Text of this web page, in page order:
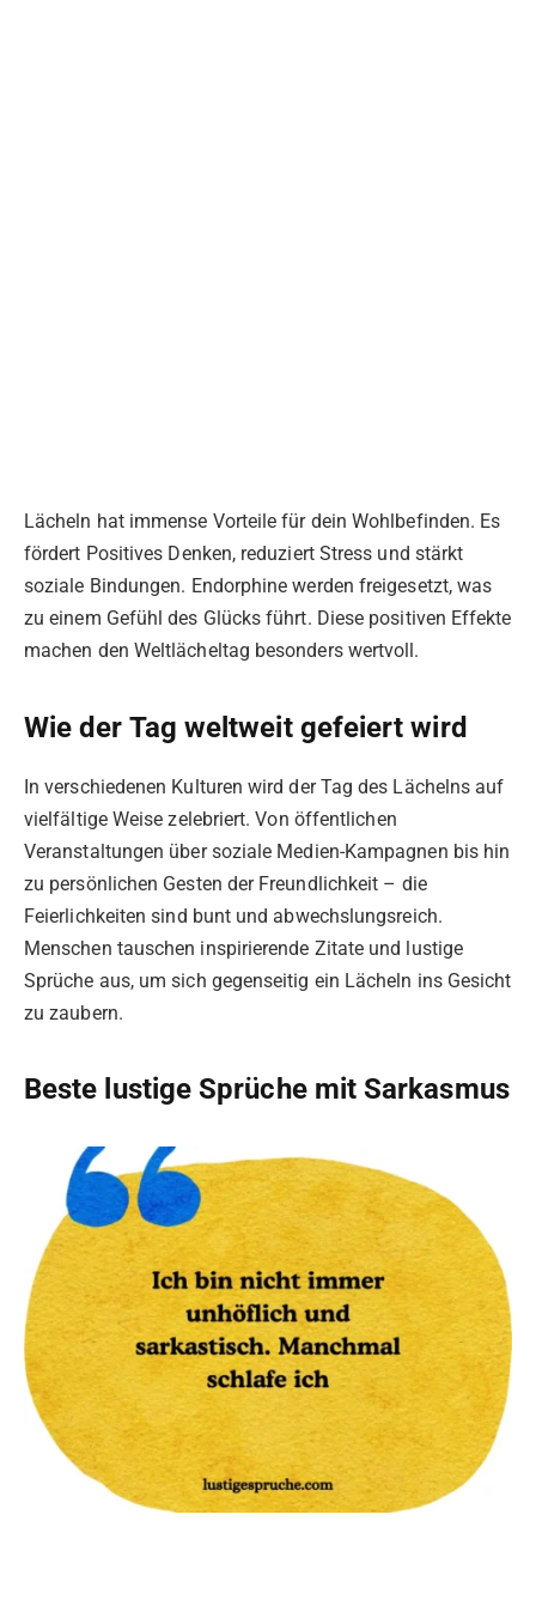
Lächeln hat immense Vorteile für dein Wohlbefinden. Es
fördert Positives Denken, reduziert Stress und stärkt
soziale Bindungen. Endorphine werden freigesetzt, was
zu einem Gefühl des Glücks führt. Diese positiven Effekte
machen den Weltlächeltag besonders wertvoll.
Wie der Tag weltweit gefeiert wird
In verschiedenen Kulturen wird der Tag des Lächelns auf
vielfältige Weise zelebriert. Von öffentlichen
Veranstaltungen über soziale Medien-Kampagnen bis hin
zu persönlichen Gesten der Freundlichkeit – die
Feierlichkeiten sind bunt und abwechslungsreich.
Menschen tauschen inspirierende Zitate und lustige
Sprüche aus, um sich gegenseitig ein Lächeln ins Gesicht
zu zaubern.
Beste lustige Sprüche mit Sarkasmus